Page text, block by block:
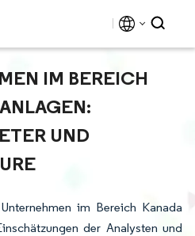
IM BEREICH
UND
im Bereich Kanada
der Analysten und